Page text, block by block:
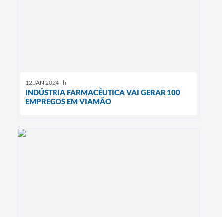
12 JAN 2024 - h
INDÚSTRIA FARMACÊUTICA VAI GERAR 100
EMPREGOS EM VIAMÃO